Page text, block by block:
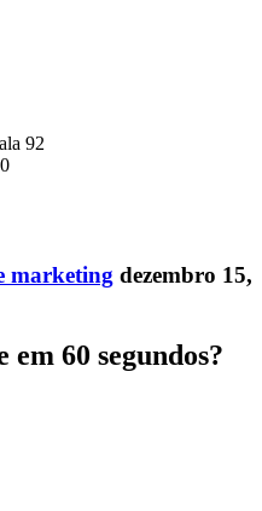
92
marketing dezembro 15,
em 60 segundos?